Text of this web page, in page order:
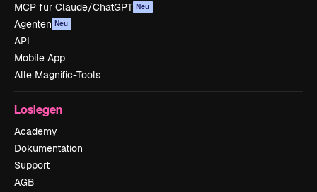
MCP für Claude/ChatGPT Neu
Agenten Neu
API
Mobile App
Alle Magnific-Tools
Loslegen
Academy
Dokumentation
Support
AGB